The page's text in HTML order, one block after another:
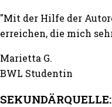
"Mit der Hilfe der
erreichen, die mich
Marietta G.
BWL Studentin